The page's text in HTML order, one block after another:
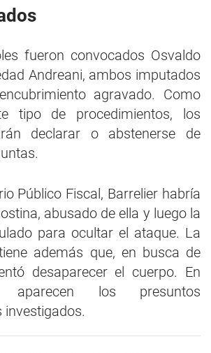
fueron convocados Osvaldo
Andreani, ambos imputados
agravado. Como
tipo de procedimientos, los
declarar o abstenerse de
Público Fiscal, Barrelier habría
abusado de ella y luego la
para ocultar el ataque. La
además que, en busca de
desaparecer el cuerpo. En
los presuntos